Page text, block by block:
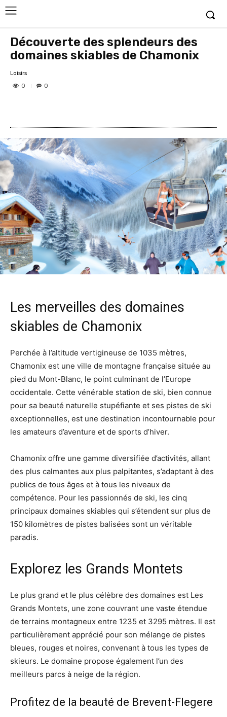
Découverte des splendeurs des
domaines skiables de Chamonix
Loisirs
0
0
Les merveilles des domaines
skiables de Chamonix
Perchée à l’altitude vertigineuse de 1035 mètres,
Chamonix est une ville de montagne française située au
pied du Mont-Blanc, le point culminant de l’Europe
occidentale. Cette vénérable station de ski, bien connue
pour sa beauté naturelle stupéfiante et ses pistes de ski
exceptionnelles, est une destination incontournable pour
les amateurs d’aventure et de sports d’hiver.
Chamonix offre une gamme diversifiée d’activités, allant
des plus calmantes aux plus palpitantes, s’adaptant à des
publics de tous âges et à tous les niveaux de
compétence. Pour les passionnés de ski, les cinq
principaux domaines skiables qui s’étendent sur plus de
150 kilomètres de pistes balisées sont un véritable
paradis.
Explorez les Grands Montets
Le plus grand et le plus célèbre des domaines est Les
Grands Montets, une zone couvrant une vaste étendue
de terrains montagneux entre 1235 et 3295 mètres. Il est
particulièrement apprécié pour son mélange de pistes
bleues, rouges et noires, convenant à tous les types de
skieurs. Le domaine propose également l’un des
meilleurs parcs à neige de la région.
Profitez de la beauté de Brevent-Flegere